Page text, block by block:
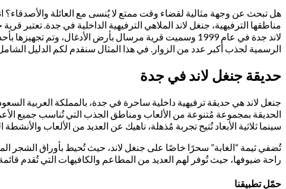
هل تبحث عن وجهة مثالية لقضاء وقت ممتع لا يُنسى مع العائلة
مناطقها الترفيهية، جنغل لاند الملاهي الترفيهية الداخلية في جدة. تعتبر
لاند جدة في عام 1999 وسميت قرية مرسال بأرض الأدغال،
الرسمية لجذب أكبر عدد من الزوار. في هذا المثال سنقدم لكم الدليل
حديقة جنغل لاند في جدة
جنغل لاند هي حديقة ترفيهية داخلية ساحرة في جدة، بالمملكة العربية
الحديقة بمجموعة مُتنوعة من الألعاب ومناطق الجذب التي تُناسب جميع
سينما ثلاثية الأبعاد تُتيح تجربة مُذهلة، ناهيك عن العديد من الألعاب
تُضفي ثيمة “الغابة” سحرًا خاصًا على جنغل لاند، حيث تُحيط بأوراق الشجر
راحة ضيوفها، حيث تُوفر لهم العديد من المطاعم والكافيهات التي تُقدم
حمّل تطبيقنا